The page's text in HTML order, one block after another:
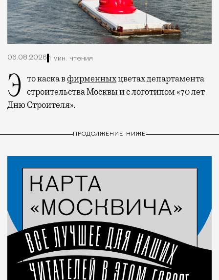
06.08.2026 1 мин. чтения
Это каска вфирменныхцветах департамента
строительства Москвы и с логотипом «70 лет
Дню Строителя».
ПРОДОЛЖЕНИЕ НИЖЕ